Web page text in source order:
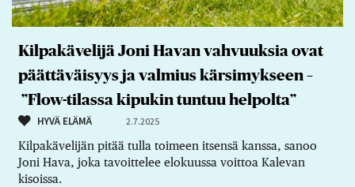
Kilpakävelijä Joni Havan vahvuuksia ovat
päättäväisyys ja valmius kärsimykseen –
”Flow-tilassa kipukin tuntuu helpolta”
HYVÄ ELÄMÄ 2.7.2025
Kilpakävelijän pitää tulla toimeen itsensä kanssa, sanoo
Joni Hava, joka tavoittelee elokuussa voittoa Kalevan
kisoissa.